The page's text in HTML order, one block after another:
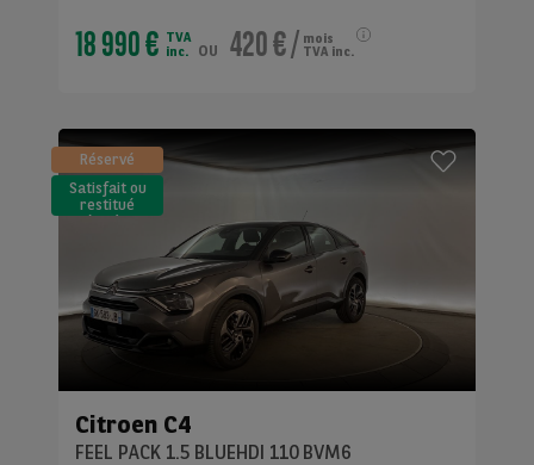
18 990 € TVA
inc.
ou 420 €/ mois
TVA inc.
Réservé
Satisfait ou
restitué
(LLD)*
Citroen C4
FEEL PACK 1.5 BLUEHDI 110 BVM6